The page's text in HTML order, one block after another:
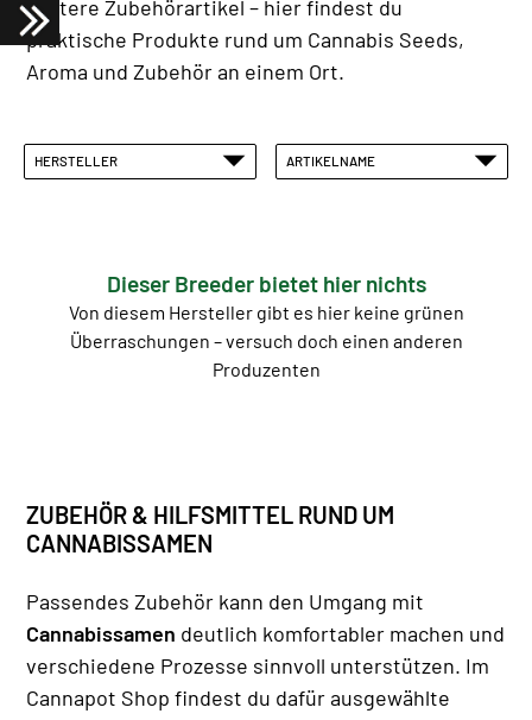
weitere Zubehörartikel – hier findest du
praktische Produkte rund um Cannabis Seeds,
Aroma und Zubehör an einem Ort.
HERSTELLER ARTIKELNAME
Dieser Breeder bietet hier nichts
Von diesem Hersteller gibt es hier keine grünen
Überraschungen – versuch doch einen anderen
Produzenten
ZUBEHÖR & HILFSMITTEL RUND UM
CANNABISSAMEN
Passendes Zubehör kann den Umgang mit
Cannabissamen deutlich komfortabler machen und
verschiedene Prozesse sinnvoll unterstützen. Im
Cannapot Shop findest du dafür ausgewählte